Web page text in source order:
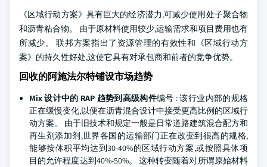
《区域行动方案》具有巨大的经济潜力,可减少使用处子聚合物
和沥青粘合物。 由于原材料使用较少,运输需求和项目费用也有
所减少。 联邦方案指出了资源管理的有效性和《区域行动方
案》的持久性好处,这使它具有对承包商和前者的竞争优势。
回收的阿施法尔特铺设市场趋势
Mix 设计中的 RAP 趋势到高级构件编号 : 该行业内部的规格
正在缓慢变化,以便在沥青混合设计中接受更高比例的区域行
动方案。 由于旧技术和规定一般是日常道路建筑混合配方和
再生剂添加剂,世界各国的运输部门正在改变到很高的规格,
能够按体积平均达到30-40%的区域行动方案,或按照具体项
目的允许程度达到40%-50%。 这种转变随着对所谓原始材料